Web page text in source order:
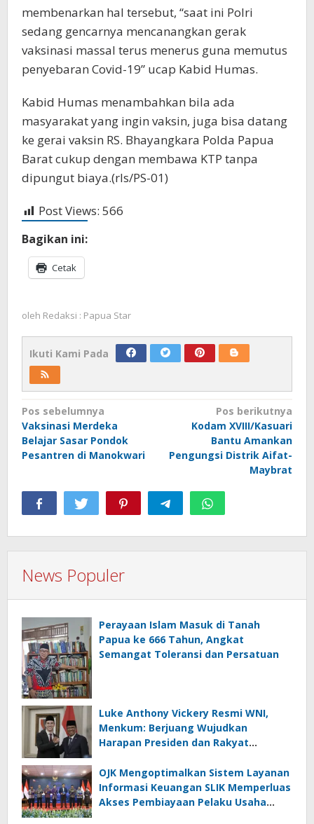
membenarkan hal tersebut, “saat ini Polri
sedang gencarnya mencanangkan gerak
vaksinasi massal terus menerus guna memutus
penyebaran Covid-19” ucap Kabid Humas.
Kabid Humas menambahkan bila ada
masyarakat yang ingin vaksin, juga bisa datang
ke gerai vaksin RS. Bhayangkara Polda Papua
Barat cukup dengan membawa KTP tanpa
dipungut biaya.(rls/PS-01)
Post Views: 566
Bagikan ini:
Cetak
oleh Redaksi : Papua Star
Ikuti Kami Pada
Navigasi
pos
Pos sebelumnya
Vaksinasi Merdeka
Belajar Sasar Pondok
Pesantren di Manokwari
Pos berikutnya
Kodam XVIII/Kasuari
Bantu Amankan
Pengungsi Distrik Aifat-
Maybrat
News Populer
Perayaan Islam Masuk di Tanah
Papua ke 666 Tahun, Angkat
Semangat Toleransi dan Persatuan
Luke Anthony Vickery Resmi WNI,
Menkum: Berjuang Wujudkan
Harapan Presiden dan Rakyat
OJK Mengoptimalkan Sistem Layanan
Informasi Keuangan SLIK Memperluas
Akses Pembiayaan Pelaku Usaha